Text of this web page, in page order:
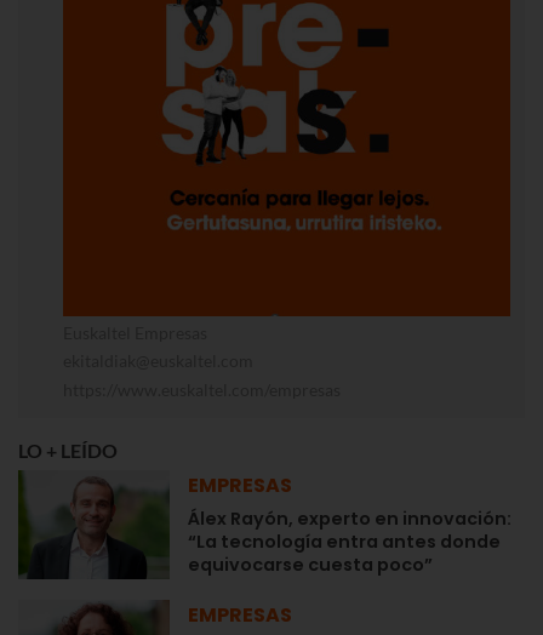
LO + LEÍDO
EMPRESAS
Álex Rayón, experto en innovación:
“La tecnología entra antes donde
equivocarse cuesta poco”
EMPRESAS